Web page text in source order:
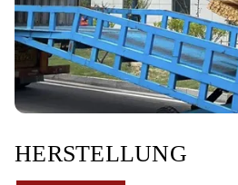
HERSTELLUNG